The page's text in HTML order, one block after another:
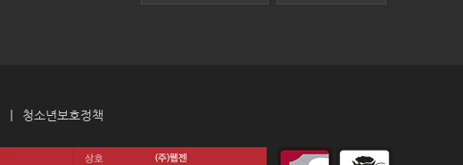
| 청소년보호정책